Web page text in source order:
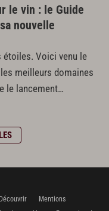
le vin : le Guide
nouvelle
étoiles. Voici venu le
meilleurs domaines
le lancement…
Découvrir
Mentions